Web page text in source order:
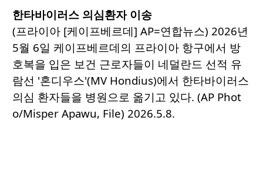
한타바이러스 의심환자 이송
(프라이아 [케이프베르데] AP=연합뉴스) 2026년
5월 6일 케이프베르데의 프라이아 항구에서 방
호복을 입은 보건 근로자들이 네덜란드 선적 유
람선 '혼디우스'(MV Hondius)에서 한타바이러스
의심 환자들을 병원으로 옮기고 있다. (AP Phot
o/Misper Apawu, File) 2026.5.8.